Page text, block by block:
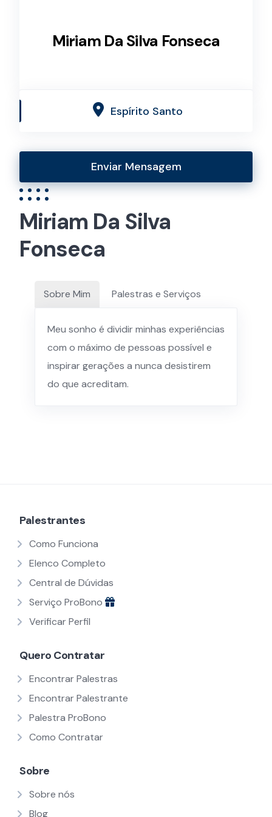
Miriam Da Silva Fonseca
Espírito Santo
Enviar Mensagem
Miriam Da Silva
Fonseca
Sobre Mim Palestras e Serviços
Meu sonho é dividir minhas experiências
com o máximo de pessoas possível e
inspirar gerações a nunca desistirem
do que acreditam.
Palestrantes
Como Funciona
Elenco Completo
Central de Dúvidas
Serviço ProBono
Verificar Perfil
Quero Contratar
Encontrar Palestras
Encontrar Palestrante
Palestra ProBono
Como Contratar
Sobre
Sobre nós
Blog